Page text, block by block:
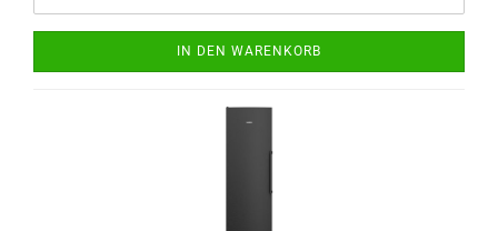
IN DEN WARENKORB